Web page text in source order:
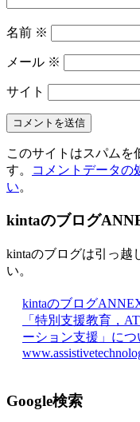
名前 ※
メール ※
サイト
このサイトはスパムを
す。
コメントデータの
い。
kintaのブログ
kintaのブログは引っ越
い。
kintaのブログ
「特別支援教育，
ーション支援」に
Google検索